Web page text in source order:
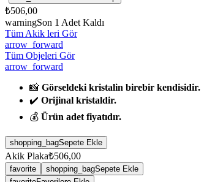
₺506,00
warningSon 1 Adet Kaldı
Tüm Akik leri Gör
arrow_forward
Tüm Objeleri Gör
arrow_forward
📸 Görseldeki kristalin birebir kendisidir.
✔️ Orijinal kristaldir.
💰 Ürün adet fiyatıdır.
shopping_bagSepete Ekle
Akik Plaka₺506,00
favorite shopping_bagSepete Ekle